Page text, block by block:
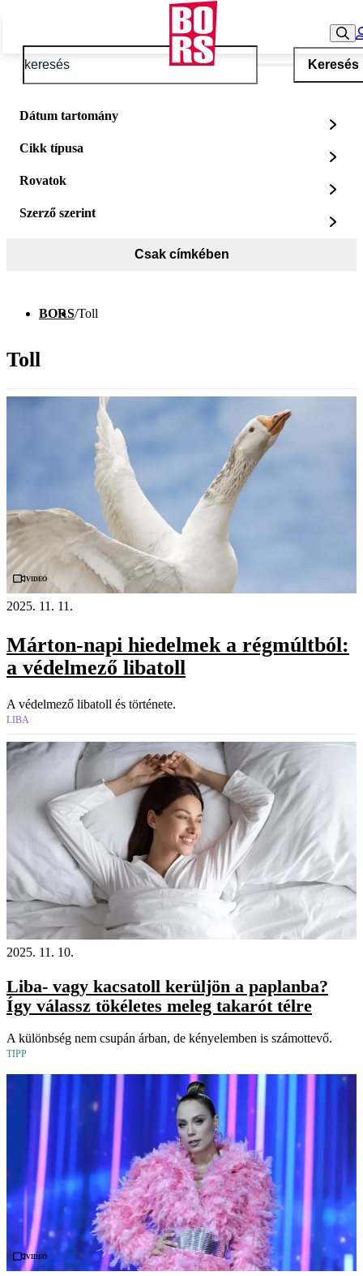
Keresés
Dátum tartomány
Cikk típusa
Rovatok
Szerző szerint
Csak címkében
BORS/Toll
Toll
Videó
2025. 11. 11.
Márton-napi hiedelmek a régmúltból:
a védelmező libatoll
A védelmező libatoll és története.
LIBA
2025. 11. 10.
Liba- vagy kacsatoll kerüljön a paplanba?
Így válassz tökéletes meleg takarót télre
A különbség nem csupán árban, de kényelemben is számottevő.
TIPP
Videó